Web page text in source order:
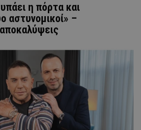
η πόρτα και
αστυνομικοί» –